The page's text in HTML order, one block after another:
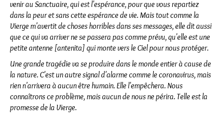
venir au Sanctuaire, qui est l'espérance, pour que vous repartiez
dans la peur et sans cette espérance de vie. Mais tout comme la
Vierge m'avertit de choses horribles dans ses messages, elle dit aussi
que ce qui va arriver ne se passera pas comme prévu, qu'elle est une
petite antenne [antenita] qui monte vers le Ciel pour nous protéger.
Une grande tragédie va se produire dans le monde entier à cause de
la nature. C'est un autre signal d'alarme comme le coronavirus, mais
rien n'arrivera à aucun être humain. Elle l'empêchera. Nous
connaîtrons ce problème, mais aucun de nous ne périra. Telle est la
promesse de la Vierge.